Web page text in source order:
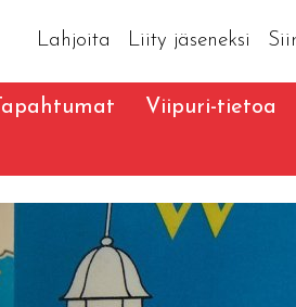
Lahjoita Liity jäseneksi
Tapahtumat Viipuri-tietoa